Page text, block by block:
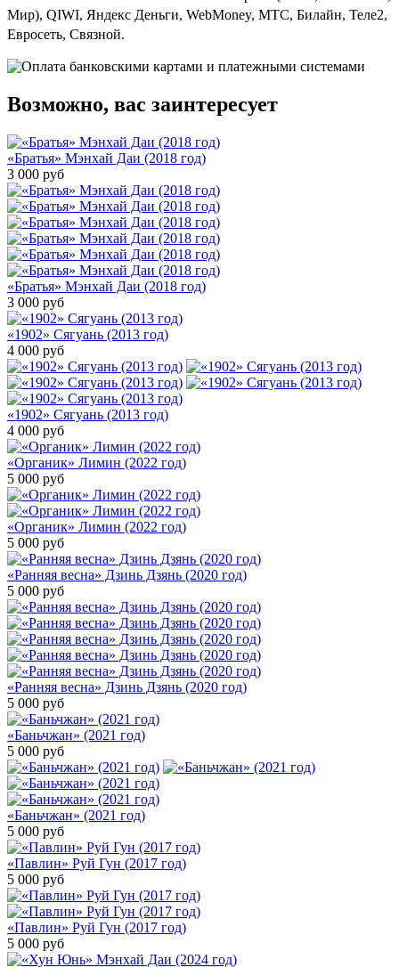
Мир), QIWI, Яндекс Деньги, WebMoney, МТС, Билайн, Теле2,
Евросеть, Связной.
Возможно, вас заинтересует
«Братья» Мэнхай Даи (2018 год)
3 000 руб
«Братья» Мэнхай Даи (2018 год)
3 000 руб
«1902» Сягуань (2013 год)
4 000 руб
«1902» Сягуань (2013 год)
4 000 руб
«Органик» Лимин (2022 год)
5 000 руб
«Органик» Лимин (2022 год)
5 000 руб
«Ранняя весна» Дзинь Дзянь (2020 год)
5 000 руб
«Ранняя весна» Дзинь Дзянь (2020 год)
5 000 руб
«Баньчжан» (2021 год)
5 000 руб
«Баньчжан» (2021 год)
5 000 руб
«Павлин» Руй Гун (2017 год)
5 000 руб
«Павлин» Руй Гун (2017 год)
5 000 руб